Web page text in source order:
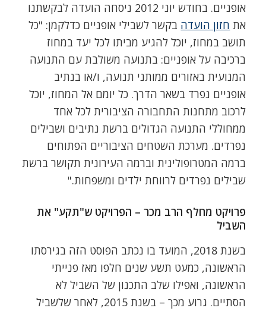
אופניים. בחודש יוני 2012 ניסחה הועדה לבקשתנו
את חזון הועדה בקשר לשבילי אופניים כדלקמן: "כל
תושב במחוז, יוכל להגיע מביתו לכל יעד במחוז
ברכיבה על אופניים: בתנועה משולבת עם התנועה
המנועית באזורים ממותני תנועה, ו/או בנתיב
אופניים נפרד בשאר הדרך. כל יומם אל המחוז, יוכל
לרכוב מתחנות התחבורה הציבורית לכל אחד
ממחוללי התנועה הגדולים ברשת נתיבים ושבילים
נפרדים. מערכת השטחים הציבוריים הפתוחים
ברמה המטרופולינית וברמה העירונית תקושר ברשת
שבילים נפרדים לרווחת ילדים ומשפחות."
פרויקט מחלף הרב מכר – הפרויקט ש"תקע" את
השביל
בשנת 2018, המועד בו נכתב הפוסט הזה בגירסתו
הראשונה, כמעט תשע שנים חלפו מאז פנייתי
הראשונה, ואפילו שלב התכנון של השביל לא
הסתיים. גרוע מכך – בשנת 2015, לאחר שלשביל